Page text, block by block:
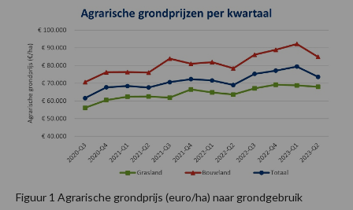
Figuur 1 Agrarische grondprijs (euro/ha) naar grondgebruik